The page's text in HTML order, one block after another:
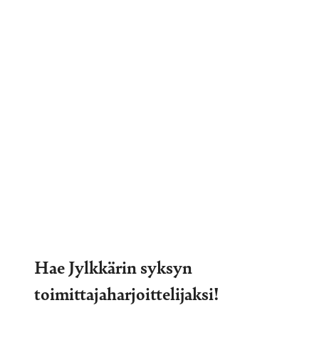
Hae Jylkkärin syksyn
toimittajaharjoittelijaksi!